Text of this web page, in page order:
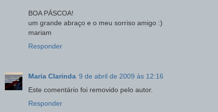
BOA PÁSCOA!
um grande abraço e o meu sorriso amigo :)
mariam
Responder
Maria Clarinda 9 de abril de 2009 às 12:16
Este comentário foi removido pelo autor.
Responder